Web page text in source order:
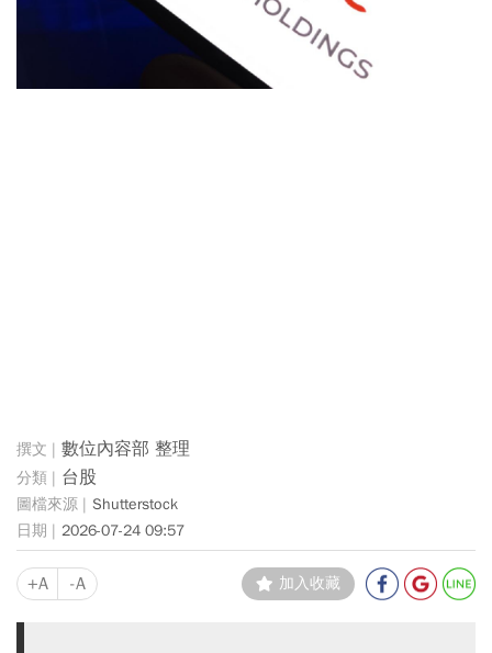
數位內容部 整理
台股
Shutterstock
2026-07-24 09:57
+A -A 加入收藏